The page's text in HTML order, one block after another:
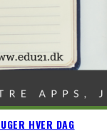
HVER DAG